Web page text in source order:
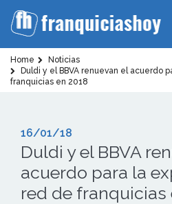
Home
Noticias
Duldi y el BBVA renuevan el acuerdo
franquicias en 2018
16/01/18
Duldi y el BBVA
acuerdo para la
red de franquicias